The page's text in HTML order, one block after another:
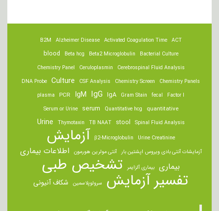
ACT
Activated Coagulation Time
Alzheimer Disease
B2M
Bacterial Culture
Beta2 Microglobulin
Beta hcg
blood
Cerebrospinal Fluid Analysis
Ceruloplasmin
Chemistry Panel
Chemistry Panels
Chemistry Screen
CSF Analysis
Culture
DNA Probe
Factor I
fecal
Gram Stain
IgA
IgG
IgM
PCR
plasma
quantitative
Quantitative hcg
serum
Serum or Urine
Spinal Fluid Analysis
stool
TB NAAT
Thymotaxin
Urine
Urine Creatinine
β2-Microglobulin آزمایش
آزمایشات آنتی بادی ویروس اپشتین بار آنتی مولرین هورمون اطلاعات بیماری
بیماری بیماری آلزایمر تشخیص طبی
تفسیر آزمایش سرولوپلاسمین شکاف آنیونی